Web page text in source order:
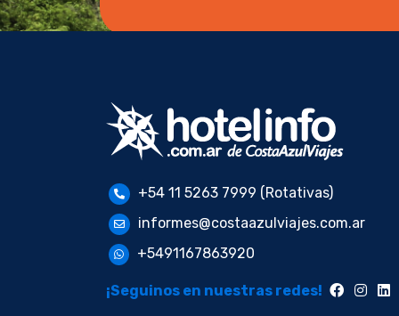
+54 11 5263 7999 (Rotativas)
informes@costaazulviajes.com.ar
+5491167863920
¡Seguinos en nuestras redes!